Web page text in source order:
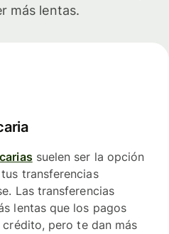
más lentas.
suelen ser la opción
transferencias
Las transferencias
lentas que los pagos
pero te dan más